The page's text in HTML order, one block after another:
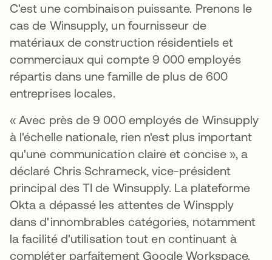
C'est une combinaison puissante. Prenons le
cas de Winsupply, un fournisseur de
matériaux de construction résidentiels et
commerciaux qui compte 9 000 employés
répartis dans une famille de plus de 600
entreprises locales.
« Avec près de 9 000 employés de Winsupply
à l'échelle nationale, rien n'est plus important
qu'une communication claire et concise », a
déclaré Chris Schrameck, vice-président
principal des TI de Winsupply. La plateforme
Okta a dépassé les attentes de Winspply
dans d'innombrables catégories, notamment
la facilité d'utilisation tout en continuant à
compléter parfaitement Google Workspace.